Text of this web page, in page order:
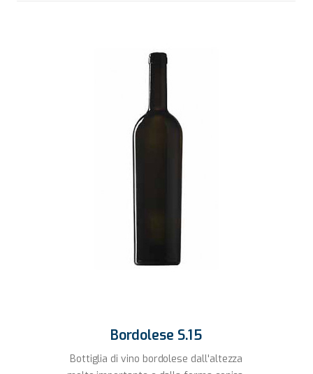
Bordolese S.15
Bottiglia di vino bordolese dall'altezza